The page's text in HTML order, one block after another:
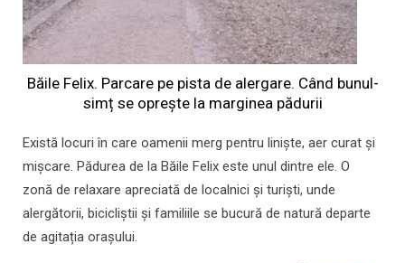
Băile Felix. Parcare pe pista de alergare. Când bunul-
simț se oprește la marginea pădurii
Există locuri în care oamenii merg pentru liniște, aer curat și
mișcare. Pădurea de la Băile Felix este unul dintre ele. O
zonă de relaxare apreciată de localnici și turiști, unde
alergătorii, bicicliștii și familiile se bucură de natură departe
de agitația orașului.